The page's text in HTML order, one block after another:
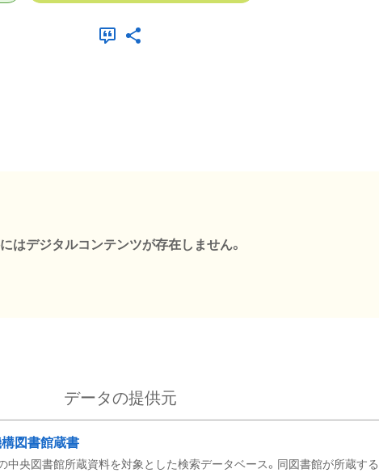
はデジタルコンテンツが存在しません。
データの提供元
図書館蔵書
中央図書館所蔵資料を対象とした検索データベース。同図書館が所蔵する